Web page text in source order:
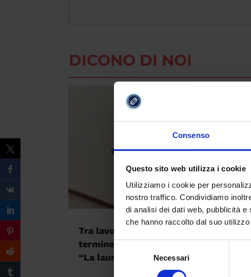
Consenso
Questo sito web utilizza i cookie
Utilizziamo i cookie per
nostro traffico. Condividiamo
di analisi dei dati web, pubblicità
che hanno raccolto dal suo
Selezione
del
Necessari
DICONO DI NOI
Tra lavoro e studio, Daniela porta a
termine il suo percorso universitario:
“La laurea è un’occasione di crescita”